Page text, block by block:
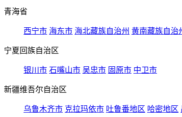
青海省
西宁市 海东市 海北藏族自治州 黄南藏族自治
宁夏回族自治区
银川市 石嘴山市 吴忠市 固原市 中卫市
新疆维吾尔自治区
乌鲁木齐市 克拉玛依市 吐鲁番地区 哈密地区